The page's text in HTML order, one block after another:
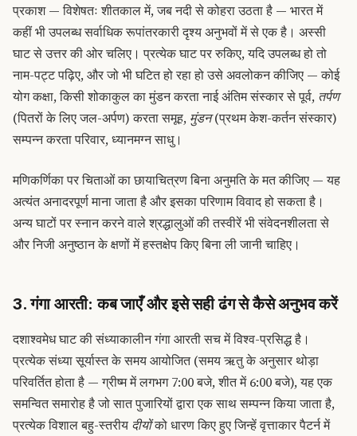
प्रकाश — विशेषतः शीतकाल में, जब नदी से कोहरा उठता है — भारत में
कहीं भी उपलब्ध सर्वाधिक रूपांतरकारी दृश्य अनुभवों में से एक है। अस्सी
घाट से उत्तर की ओर चलिए। प्रत्येक घाट पर रुकिए, यदि उपलब्ध हो तो
नाम-पट्ट पढ़िए, और जो भी घटित हो रहा हो उसे अवलोकन कीजिए — कोई
योग कक्षा, किसी शोकाकुल का मुंडन करता नाई अंतिम संस्कार से पूर्व, तर्पण
(पितरों के लिए जल-अर्पण) करता समूह, मुंडन(प्रथम केश-कर्तन संस्कार)
सम्पन्न करता परिवार, ध्यानमग्न साधु।
मणिकर्णिका पर चिताओं का छायाचित्रण बिना अनुमति के मत कीजिए — यह
अत्यंत अनादरपूर्ण माना जाता है और इसका परिणाम विवाद हो सकता है।
अन्य घाटों पर स्नान करने वाले श्रद्धालुओं की तस्वीरें भी संवेदनशीलता से
और निजी अनुष्ठान के क्षणों में हस्तक्षेप किए बिना ली जानी चाहिए।
3. गंगा आरती: कब जाएँ और इसे सही ढंग से कैसे अनुभव करें
दशाश्वमेध घाट की संध्याकालीन गंगा आरती सच में विश्व-प्रसिद्ध है।
प्रत्येक संध्या सूर्यास्त के समय आयोजित (समय ऋतु के अनुसार थोड़ा
परिवर्तित होता है — ग्रीष्म में लगभग 7:00 बजे, शीत में 6:00 बजे), यह एक
समन्वित समारोह है जो सात पुजारियों द्वारा एक साथ सम्पन्न किया जाता है,
प्रत्येक विशाल बहु-स्तरीय दीयोंको धारण किए हुए जिन्हें वृत्ताकार पैटर्न में